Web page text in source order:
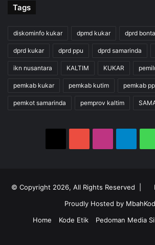
Tags
diskominfo kukar dpmd kukar dprd
dprd kukar dprd ppu dprd samarinda
ikn nusantara KALTIM KUKAR
pemkab kukar pemkab kutim pemkab
pemkot samarinda pemprov kaltim
© Copyright 2026, All Rights Reserved |
Proudly Hosted by
Home
Kode Etik Pedoman Media